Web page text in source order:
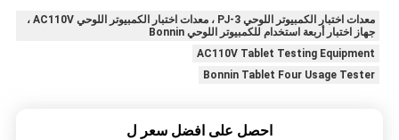
معدات اختبار الكمبيوتر اللوحي PJ-3 ، معدات اختبار الكمبيوتر اللوحي AC110V ،
جهاز اختبار أربعة استخدام للكمبيوتر اللوحي Bonnin
AC110V Tablet Testing Equipment
Bonnin Tablet Four Usage Tester
احصل على افضل سعر ل